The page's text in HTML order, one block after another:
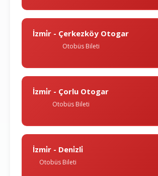
İzmi̇r - Çerkezköy Otogar
Otobüs Bileti
İzmi̇r - Çorlu Otogar
Otobüs Bileti
İzmi̇r - Deni̇zli̇
Otobüs Bileti